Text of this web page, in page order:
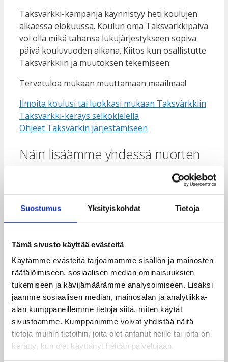
Suostumus Yksityiskohdat Tietoja
Tämä sivusto käyttää evästeitä
Käytämme evästeitä tarjoamamme sisällön ja mainosten
räätälöimiseen, sosiaalisen median ominaisuuksien
tukemiseen ja kävijämäärämme analysoimiseen. Lisäksi
jaamme sosiaalisen median, mainosalan ja analytiikka-
alan kumppaneillemme tietoja siitä, miten käytät
sivustoamme. Kumppanimme voivat yhdistää näitä
tietoja muihin tietoihin, joita olet antanut heille tai joita on
kerätty, kun olet käyttänyt heidän palvelujaan.
Taksvärkki-kampanja käynnistyy heti koulujen
alkaessa elokuussa. Koulun oma Taksvärkkipäivä
voi olla mikä tahansa lukujärjestykseen sopiva
päivä kouluvuoden aikana. Kiitos kun osallistutte
Taksvärkkiin ja muutoksen tekemiseen.
Tervetuloa mukaan muuttamaan maailmaa!
Ilmoita koulusi tai luokkasi mukaan Taksvärkkiin
Taksvärkki-keräys selkokielellä
Ohjeet Taksvärkin järjestämiseen
Näin lisäämme yhdessä nuorten
hyvinvointia Taksvärkki-keräyksen
tuotoilla
15 €
15 eurolla yksi nuori Keniassa saa päivän ajan
koulutusta ilmaston kannalta kestävästä
pienyrittäjyydestä. Nuoret oppivat
ilmastokestäviä tapoja tulojen hankkimiseksi.
20 €
20 eurolla yksi nuori Mosambikissa osallistuu
kolmen päivän koulutukseen vammaisten